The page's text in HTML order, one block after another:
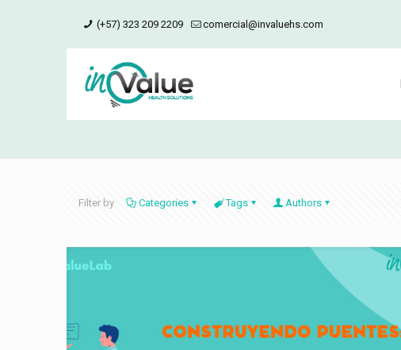
(+57) 323 209 2209 comercial@invaluehs.com
Filter by Categories Tags Authors